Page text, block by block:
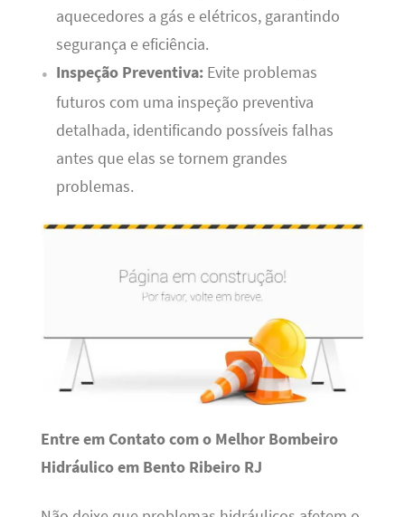
aquecedores a gás e elétricos, garantindo
segurança e eficiência.
Inspeção Preventiva:Evite problemas
futuros com uma inspeção preventiva
detalhada, identificando possíveis falhas
antes que elas se tornem grandes
problemas.
Entre em Contato com o Melhor Bombeiro
Hidráulico em Bento Ribeiro RJ